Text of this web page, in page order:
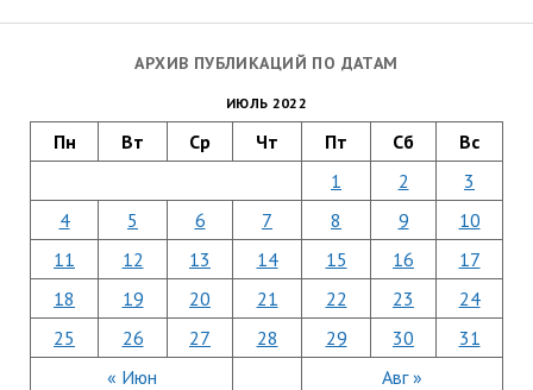
АРХИВ ПУБЛИКАЦИЙ ПО ДАТАМ
ИЮЛЬ 2022
Пн Вт Ср Чт Пт Сб Вс
« Июн Авг »
1 2
3
4
5 6 7 8 9
10
11
12 13 14 15 16
17
18
19 20 21 22 23
24
25
26 27 28 29 30 31